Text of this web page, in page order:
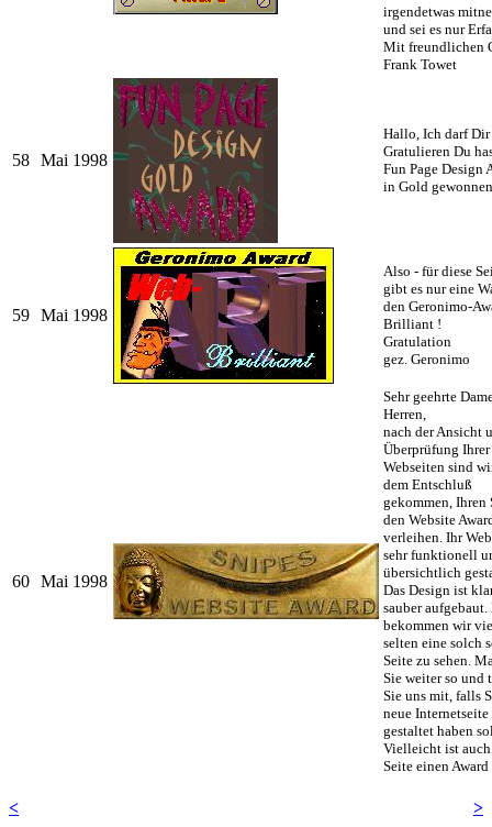
irgendetwas
und sei es nur
Mit freundlichen
Frank Towet
58 Mai 1998
Hallo, Ich darf Dir
Gratulieren Du
Fun Page Design
in Gold
59 Mai 1998
Also - für diese
gibt es nur eine
den Geronimo-
Brilliant !
Gratulation
gez. Geronimo
60 Mai 1998
Sehr geehrte
Herren,
nach der Ansicht
Überprüfung Ihrer
Webseiten sind
dem Entschluß
gekommen, Ihren
den Website
verleihen. Ihr
sehr funktionell
übersichtlich
Das Design ist
sauber
bekommen wir
selten eine solch
Seite zu sehen.
Sie weiter so und
Sie uns mit, falls
neue Internetseite
gestaltet haben
Vielleicht ist auch
Seite einen Award
< >